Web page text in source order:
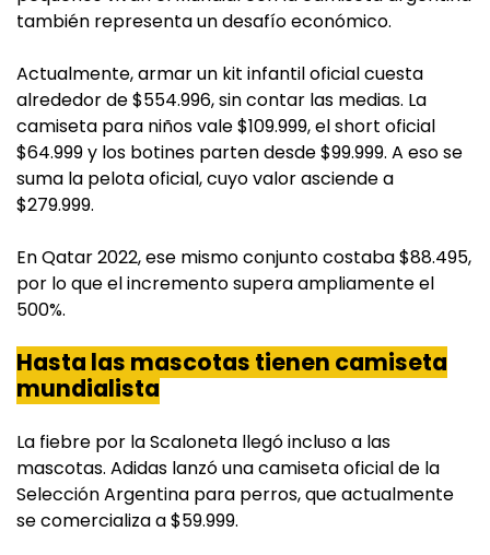
también representa un desafío económico.
Actualmente, armar un kit infantil oficial cuesta
alrededor de $554.996, sin contar las medias. La
camiseta para niños vale $109.999, el short oficial
$64.999 y los botines parten desde $99.999. A eso se
suma la pelota oficial, cuyo valor asciende a
$279.999.
En Qatar 2022, ese mismo conjunto costaba $88.495,
por lo que el incremento supera ampliamente el
500%.
Hasta las mascotas tienen camiseta
mundialista
La fiebre por la Scaloneta llegó incluso a las
mascotas. Adidas lanzó una camiseta oficial de la
Selección Argentina para perros, que actualmente
se comercializa a $59.999.